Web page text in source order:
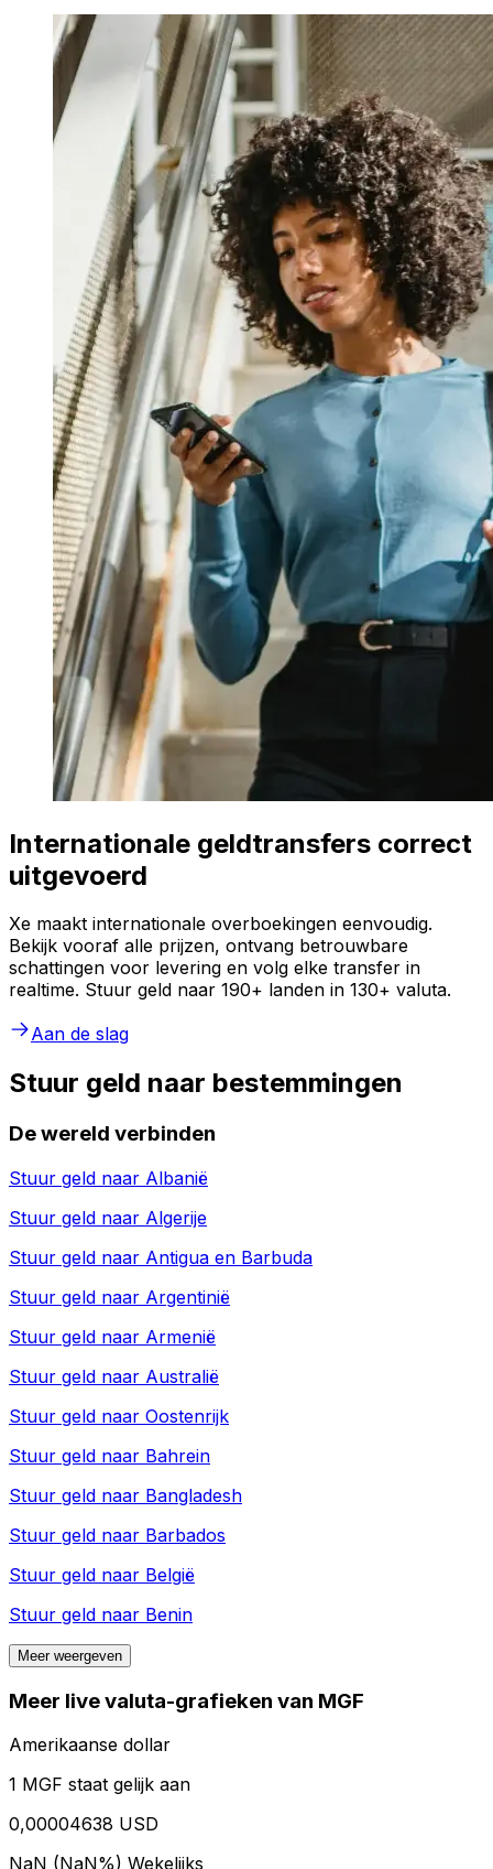
Internationale geldtransfers correct
uitgevoerd
Xe maakt internationale overboekingen eenvoudig.
Bekijk vooraf alle prijzen, ontvang betrouwbare
schattingen voor levering en volg elke transfer in
realtime. Stuur geld naar 190+ landen in 130+ valuta.
Aan de slag
Stuur geld naar bestemmingen
De wereld verbinden
Stuur geld naar Albanië
Stuur geld naar Algerije
Stuur geld naar Antigua en Barbuda
Stuur geld naar Argentinië
Stuur geld naar Armenië
Stuur geld naar Australië
Stuur geld naar Oostenrijk
Stuur geld naar Bahrein
Stuur geld naar Bangladesh
Stuur geld naar Barbados
Stuur geld naar België
Stuur geld naar Benin
Meer weergeven
Meer live valuta-grafieken van MGF
Amerikaanse dollar
1 MGF staat gelijk aan
0,00004638 USD
NaN (NaN%) Wekelijks